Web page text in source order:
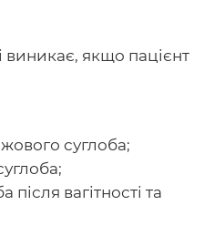
виникає, якщо пацієнт
суглоба;
після вагітності та